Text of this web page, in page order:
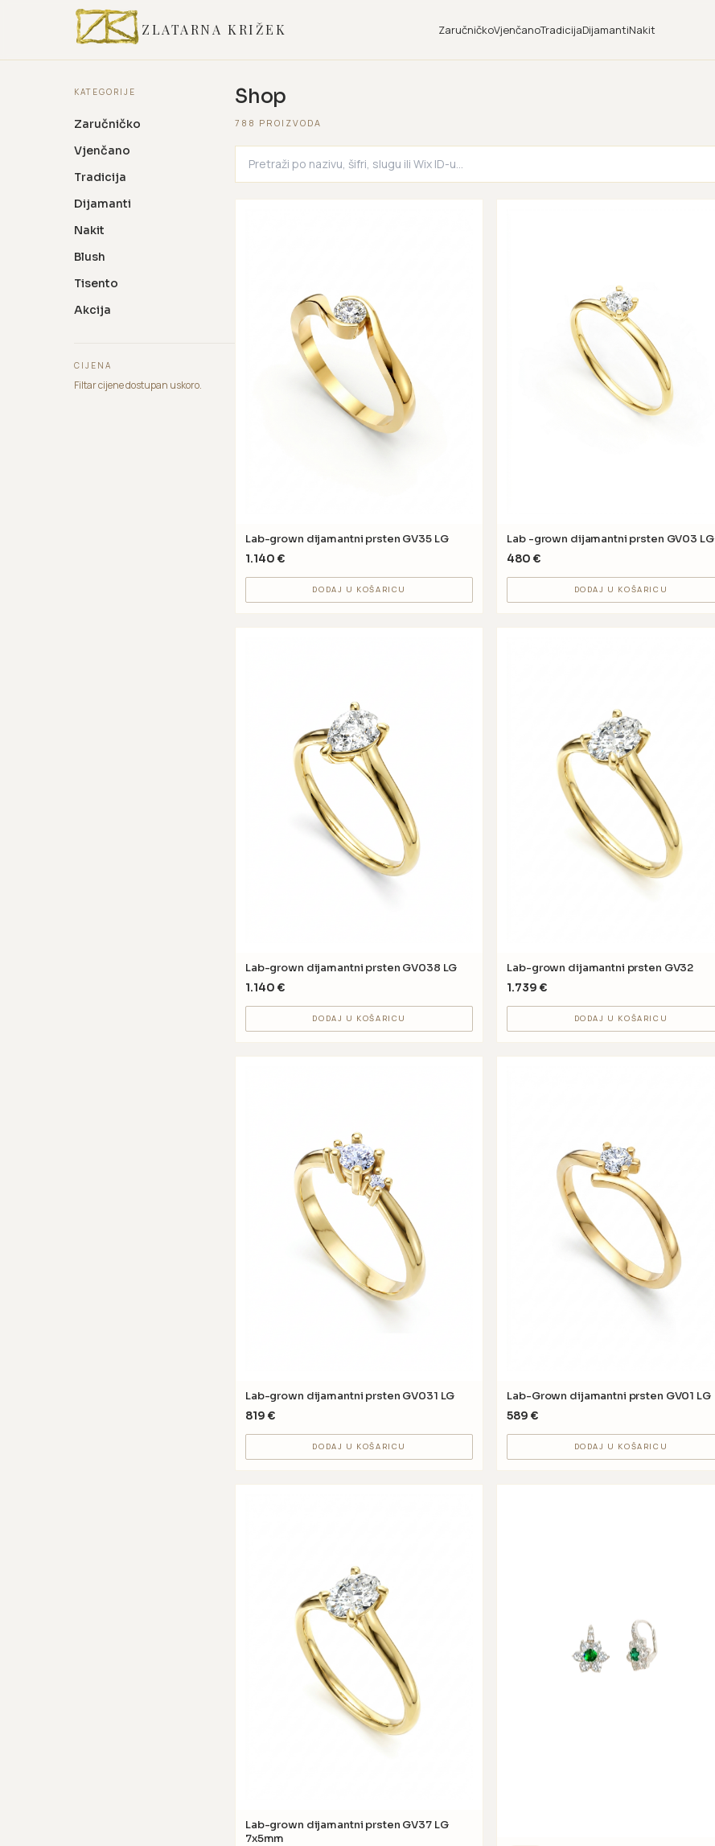
ZLATARNA KRIŽEK ZaručničkoVjenčanoTradicijaDijamantiNakit
KATEGORIJE
Zaručničko
Vjenčano
Tradicija
Dijamanti
Nakit
Blush
Tisento
Akcija
CIJENA
Filtar cijene dostupan uskoro.
Shop
788 PROIZVODA
Lab-grown dijamantni prsten GV35 LG
1.140 €
DODAJ U KOŠARICU
Lab -grown dijamantni prsten GV03 LG
480 €
DODAJ U KOŠARICU
Lab-grown dijamantni prsten GV038 LG
1.140 €
DODAJ U KOŠARICU
Lab-grown dijamantni prsten GV32
1.739 €
DODAJ U KOŠARICU
Lab-grown dijamantni prsten GV031 LG
819 €
DODAJ U KOŠARICU
Lab-Grown dijamantni prsten GV01 LG
589 €
DODAJ U KOŠARICU
Lab-grown dijamantni prsten GV37 LG
7x5mm